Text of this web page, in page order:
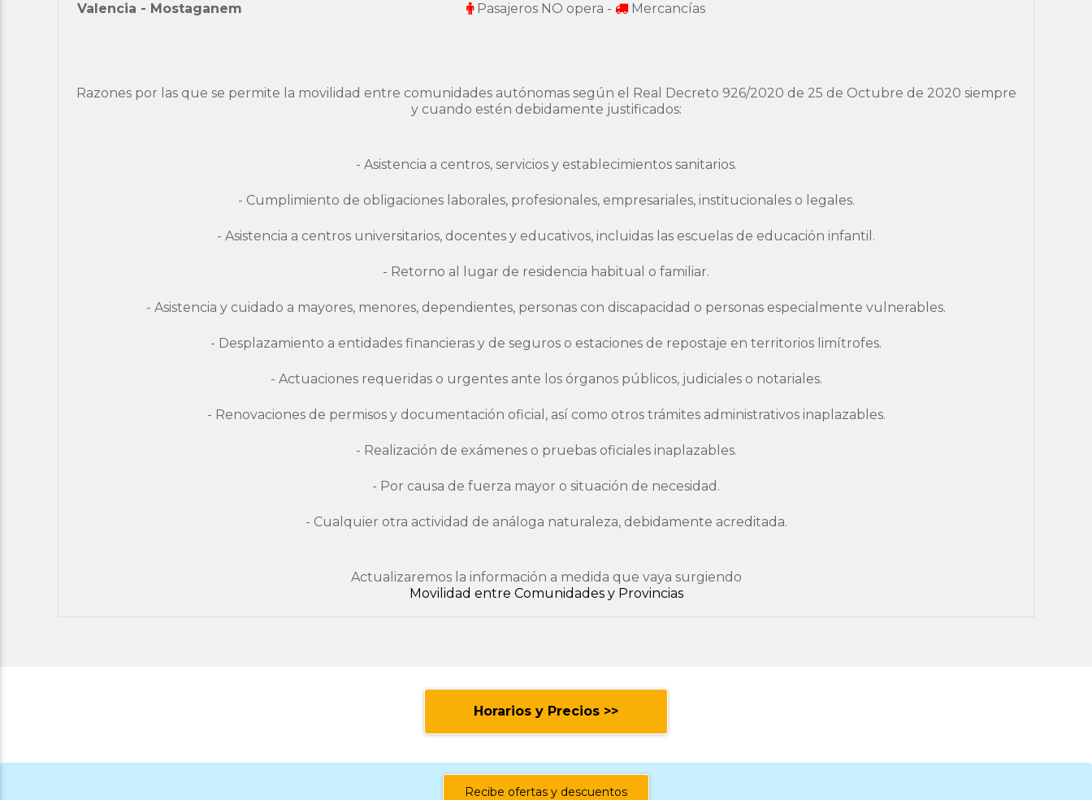
Valencia - Mostaganem Pasajeros NO opera - Mercancías
Razones por las que se permite la movilidad entre comunidades autónomas según el Real Decreto 926/2020 de 25 de Octubre de 2020 siempre
y cuando estén debidamente justificados:
- Asistencia a centros, servicios y establecimientos sanitarios.
- Cumplimiento de obligaciones laborales, profesionales, empresariales, institucionales o legales.
- Asistencia a centros universitarios, docentes y educativos, incluidas las escuelas de educación infantil.
- Retorno al lugar de residencia habitual o familiar.
- Asistencia y cuidado a mayores, menores, dependientes, personas con discapacidad o personas especialmente vulnerables.
- Desplazamiento a entidades financieras y de seguros o estaciones de repostaje en territorios limítrofes.
- Actuaciones requeridas o urgentes ante los órganos públicos, judiciales o notariales.
- Renovaciones de permisos y documentación oficial, así como otros trámites administrativos inaplazables.
- Realización de exámenes o pruebas oficiales inaplazables.
- Por causa de fuerza mayor o situación de necesidad.
- Cualquier otra actividad de análoga naturaleza, debidamente acreditada.
Actualizaremos la información a medida que vaya surgiendo
Movilidad entre Comunidades y Provincias
Horarios y Precios >>
Recibe ofertas y descuentos